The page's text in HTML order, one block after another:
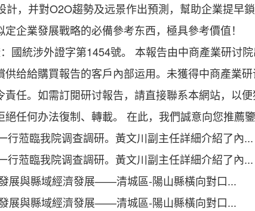
，并對O2O趨勢及远景作出預測，幫助企業提早
企業發展戰略的必備參考东西，極具參考價值！
統涉外證字第1454號。 本報告由中商產業研讨
给給購買報告的客戶內部运用。未獲得中商產業
任。如需訂閱研讨報告，請直接聯系本網站，以
任何办法復制、轉載。 在此，我們誠意向您推薦
蒞臨我院调查調研。黃文川副主任詳細介紹了內...
蒞臨我院调查調研。黃文川副主任詳細介紹了內...
展與縣域經濟發展——清城區-陽山縣橫向對口...
展與縣域經濟發展——清城區-陽山縣橫向對口...